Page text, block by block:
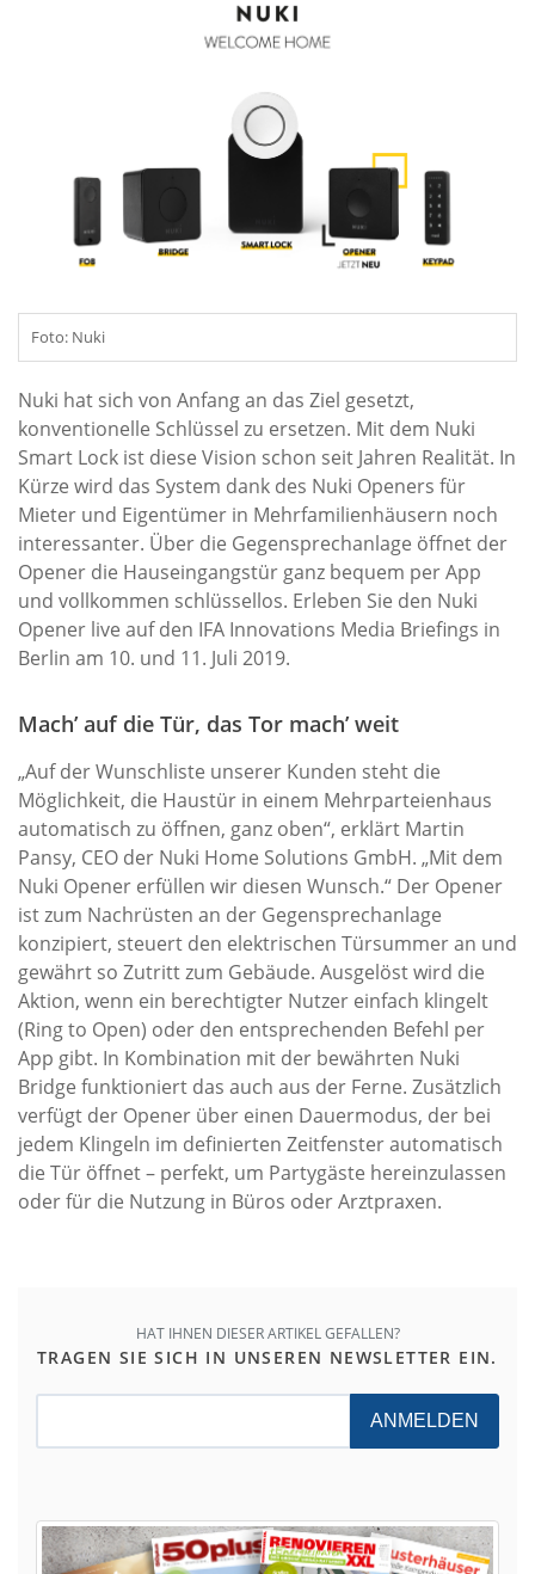
Foto: Nuki
Nuki hat sich von Anfang an das Ziel gesetzt,
konventionelle Schlüssel zu ersetzen. Mit dem Nuki
Smart Lock ist diese Vision schon seit Jahren Realität. In
Kürze wird das System dank des Nuki Openers für
Mieter und Eigentümer in Mehrfamilienhäusern noch
interessanter. Über die Gegensprechanlage öffnet der
Opener die Hauseingangstür ganz bequem per App
und vollkommen schlüssellos. Erleben Sie den Nuki
Opener live auf den IFA Innovations Media Briefings in
Berlin am 10. und 11. Juli 2019.
Mach’ auf die Tür, das Tor mach’ weit
„Auf der Wunschliste unserer Kunden steht die
Möglichkeit, die Haustür in einem Mehrparteienhaus
automatisch zu öffnen, ganz oben“, erklärt Martin
Pansy, CEO der Nuki Home Solutions GmbH. „Mit dem
Nuki Opener erfüllen wir diesen Wunsch.“ Der Opener
ist zum Nachrüsten an der Gegensprechanlage
konzipiert, steuert den elektrischen Türsummer an und
gewährt so Zutritt zum Gebäude. Ausgelöst wird die
Aktion, wenn ein berechtigter Nutzer einfach klingelt
(Ring to Open) oder den entsprechenden Befehl per
App gibt. In Kombination mit der bewährten Nuki
Bridge funktioniert das auch aus der Ferne. Zusätzlich
verfügt der Opener über einen Dauermodus, der bei
jedem Klingeln im definierten Zeitfenster automatisch
die Tür öffnet – perfekt, um Partygäste hereinzulassen
oder für die Nutzung in Büros oder Arztpraxen.
HAT IHNEN DIESER ARTIKEL GEFALLEN?
TRAGEN SIE SICH IN UNSEREN NEWSLETTER EIN.
ANMELDEN